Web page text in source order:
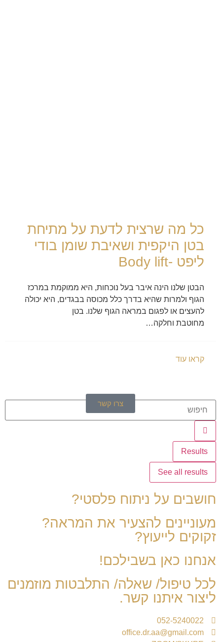
כל מה שרצית לדעת על מתיחת
בטן היקפית ושאיבת שומן בודי
ליפט -Body lift
הבטן שלנו הינה איבר בעל נוכחות, היא ממוקמת במרכז
הגוף ולמרות שהיא בדרך כלל מכוסה בבגדים, היא יכולה
להעצים או לפגום במראה הגוף שלנו. בטן
מחוטבת וחלקה…
קראו עוד
צרו קשר
Results
See all results
חושבים על ניתוח פלסטי?
מעוניינים להצעיר את המראה?
זקוקים לייעוץ?
אנחנו כאן בשבילכם!
לכל טיפול/ שאלה/ התלבטות מוזמנים
ליצור איתנו קשר.
052-5240022
office.dr.aa@gmail.com